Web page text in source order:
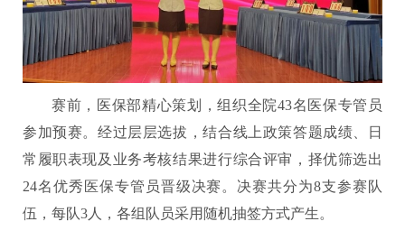
赛前，医保部精心策划，组织全院43名医保专管员
参加预赛。经过层层选拔，结合线上政策答题成绩、日
常履职表现及业务考核结果进行综合评审，择优筛选出
24名优秀医保专管员晋级决赛。决赛共分为8支参赛队
伍，每队3人，各组队员采用随机抽签方式产生。